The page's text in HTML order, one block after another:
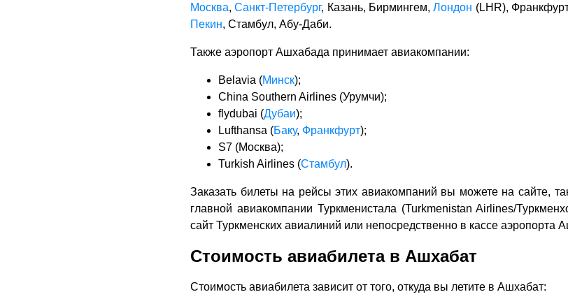
Москва,Санкт-Петербург, Казань, Бирмингем,Лондон (LHR),
Пекин, Стамбул, Абу-Даби.
Также аэропорт Ашхабада принимает авиакомпании:
Belavia (Минск);
China Southern Airlines (Урумчи);
flydubai (Дубаи);
Lufthansa (Баку, Франкфурт);
S7 (Москва);
Turkish Airlines (Стамбул).
Заказать билеты на рейсы этих авиакомпаний вы можете на сайте,
главной авиакомпании Туркменистала (Turkmenistan Airlines/
сайт Туркменских авиалиний или непосредственно в кассе аэропорта
Стоимость авиабилета в Ашхабат
Стоимость авиабилета зависит от того, откуда вы летите в Ашхабат: